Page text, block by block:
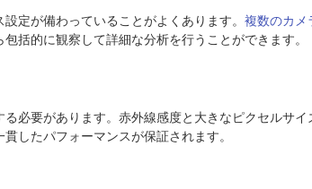
定が備わっていることがよくあります。 複数のカメ
括的に観察して詳細な分析を行うことができます。
必要があります。赤外線感度と大きなピクセルサイ
したパフォーマンスが保証されます。